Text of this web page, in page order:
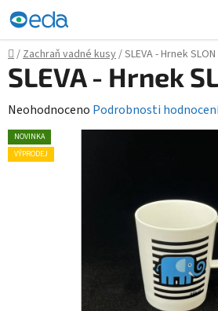
Přejít
na
obsah
Domů
/Zachraň vadné kusy/SLEVA - Hrnek SLON
SLEVA - Hrnek
Průměrné
hodnocení
produktu
Neohodnoceno Podrobnosti
NOVINKA
VÝPRODEJ